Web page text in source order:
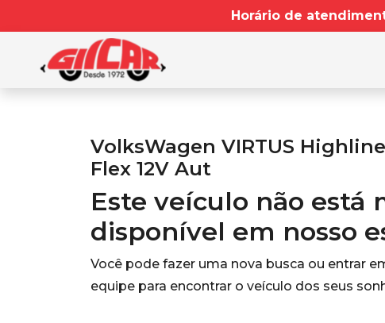
Horário de
VolksWagen VIRTUS Highline
Flex 12V Aut
Este veículo não está
disponível em nosso
Você pode fazer uma nova busca ou entrar
equipe para encontrar o veículo dos seus